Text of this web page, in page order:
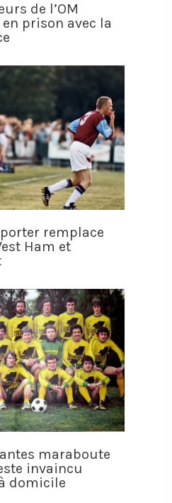
de l’OM
prison avec la
remplace
Ham et
maraboute
invaincu
domicile